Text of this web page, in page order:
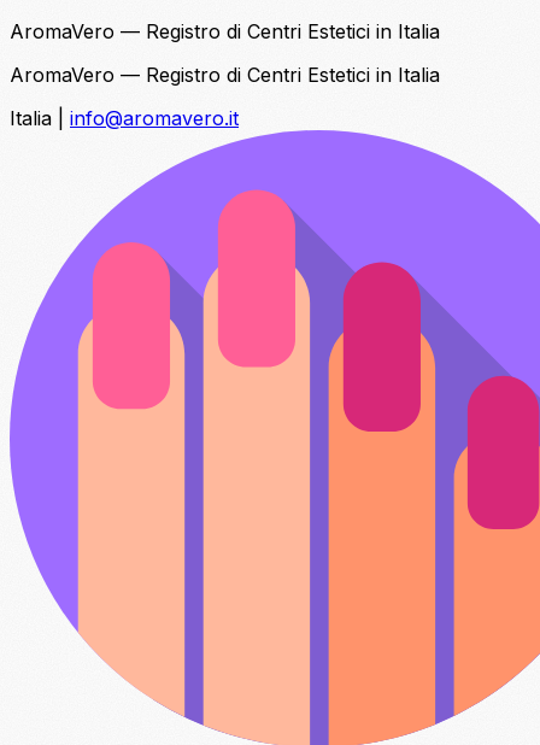
AromaVero — Registro di Centri Estetici in Italia
AromaVero — Registro di Centri Estetici in Italia
Italia
info@aromavero.it